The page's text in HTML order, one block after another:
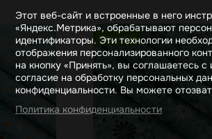
Новинка
Этот веб-сайт и встроенные в него
«Яндекс.Метрика», обрабатывают
идентификаторы. Эти технологии
отображения персонализированного
на кнопку «Принять», вы соглашаетесь
согласие на обработку персональных
конфиденциальности. Вы можете
Политика конфиденциальности